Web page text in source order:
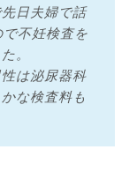
日夫婦で話
不妊検査を
。
は泌尿器科
な検査料も